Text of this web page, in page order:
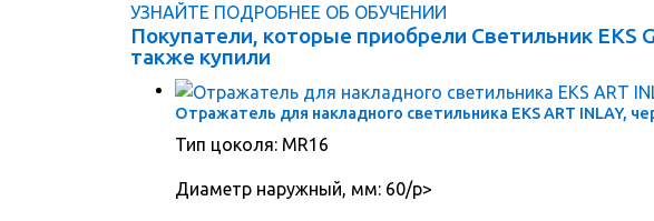
УЗНАЙТЕ ПОДРОБНЕЕ ОБ ОБУЧЕНИИ
Покупатели, которые приобрели Светильник EKS
также купили
Отражатель для накладного светильника EKS ART INLAY,
Тип цоколя: MR16
Диаметр наружный, мм: 60/p>